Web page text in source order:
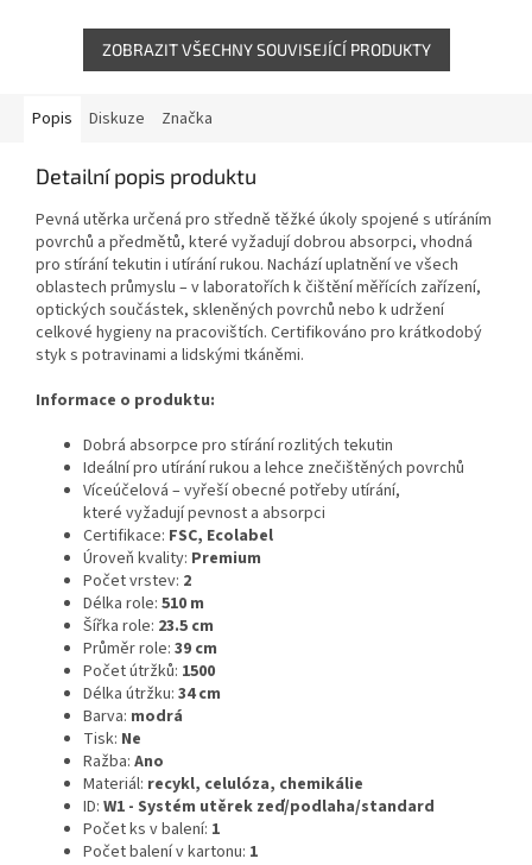
ZOBRAZIT VŠECHNY SOUVISEJÍCÍ PRODUKTY
Popis Diskuze Značka
Detailní popis produktu
Pevná utěrka určená pro středně těžké úkoly spojené s utíráním
povrchů a předmětů, které vyžadují dobrou absorpci, vhodná
pro stírání tekutin i utírání rukou. Nachází uplatnění ve všech
oblastech průmyslu – v laboratořích k čištění měřících zařízení,
optických součástek, skleněných povrchů nebo k udržení
celkové hygieny na pracovištích. Certifikováno pro krátkodobý
styk s potravinami a lidskými tkáněmi.
Informace o produktu:
Dobrá absorpce pro stírání rozlitých tekutin
Ideální pro utírání rukou a lehce znečištěných povrchů
Víceúčelová – vyřeší obecné potřeby utírání,
které vyžadují pevnost a absorpci
Certifikace: FSC, Ecolabel
Úroveň kvality: Premium
Počet vrstev: 2
Délka role: 510 m
Šířka role: 23.5 cm
Průměr role: 39 cm
Počet útržků: 1500
Délka útržku: 34 cm
Barva: modrá
Tisk: Ne
Ražba: Ano
Materiál: recykl, celulóza, chemikálie
ID: W1 - Systém utěrek zeď/podlaha/standard
Počet ks v balení: 1
Počet balení v kartonu: 1